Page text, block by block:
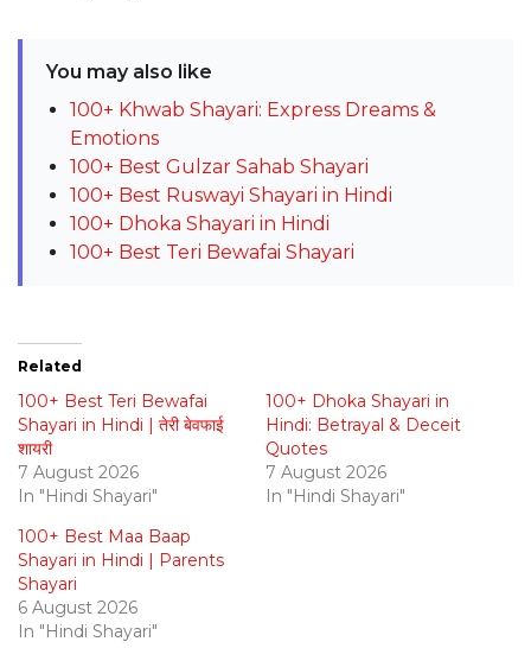
You may also like
100+ Khwab Shayari: Express Dreams &
Emotions
100+ Best Gulzar Sahab Shayari
100+ Best Ruswayi Shayari in Hindi
100+ Dhoka Shayari in Hindi
100+ Best Teri Bewafai Shayari
Related
100+ Best Teri Bewafai
Shayari in Hindi | तेरी बेवफाई
शायरी
7 August 2026
In "Hindi Shayari"
100+ Dhoka Shayari in
Hindi: Betrayal & Deceit
Quotes
7 August 2026
In "Hindi Shayari"
100+ Best Maa Baap
Shayari in Hindi | Parents
Shayari
6 August 2026
In "Hindi Shayari"